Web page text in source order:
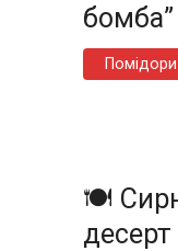
бомба”
Помідори
🍽️
десерт